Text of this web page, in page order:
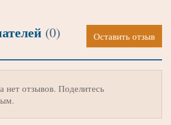
(0) Оставить отзыв
нет отзывов. Поделитесь